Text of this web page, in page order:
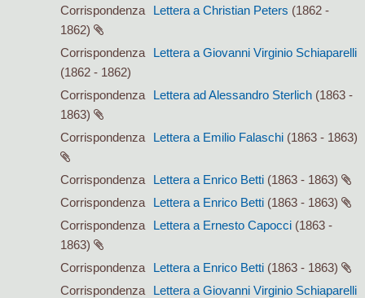
Corrispondenza
Lettera a Christian Peters (1862 -
1862)
Corrispondenza
Lettera a Giovanni Virginio Schiaparelli
(1862 - 1862)
Corrispondenza
Lettera ad Alessandro Sterlich (1863 -
1863)
Corrispondenza
Lettera a Emilio Falaschi (1863 - 1863)
Corrispondenza Lettera a Enrico Betti (1863 - 1863)
Corrispondenza
Lettera a Enrico Betti (1863 - 1863)
Corrispondenza
Lettera a Ernesto Capocci (1863 -
1863)
Corrispondenza
Lettera a Enrico Betti (1863 - 1863)
Corrispondenza
Lettera a Giovanni Virginio Schiaparelli